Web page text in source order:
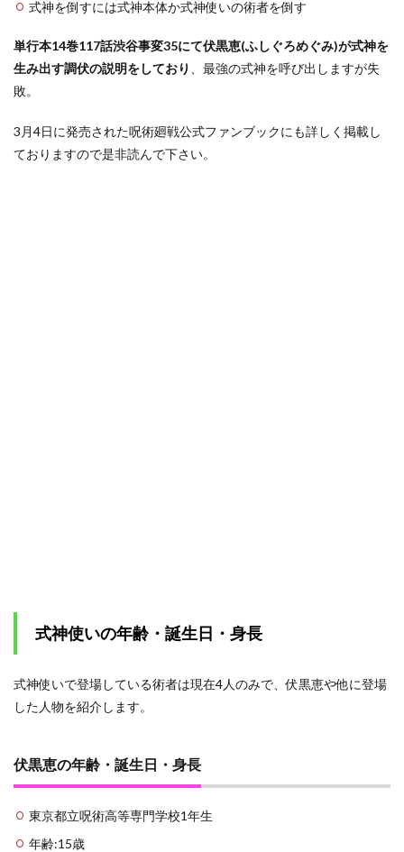
ごん)
1.1.3
吉野順
平の年
身長
1.1.4
恵の
式神
玉犬(ぎ
ょくけ
ん)
『渾(こ
式神を倒すには式神本体か式神使いの術者を倒す
単行本14巻117話渋谷事変35にて伏黒恵(ふしぐろめぐみ)が式神を
生み出す調伏の説明をしており
、最強の式神を呼び出しますが失
敗。
3月4日に発売された呪術廻戦公式ファンブックにも詳しく掲載し
ておりますので是非読んで下さい。
式神使いの年齢・誕生日・身長
式神使いで登場している術者は現在4人のみで、伏黒恵や他に登場
した人物を紹介します。
伏黒恵の年齢・誕生日・身長
東京都立呪術高等専門学校1年生
年齢:15歳